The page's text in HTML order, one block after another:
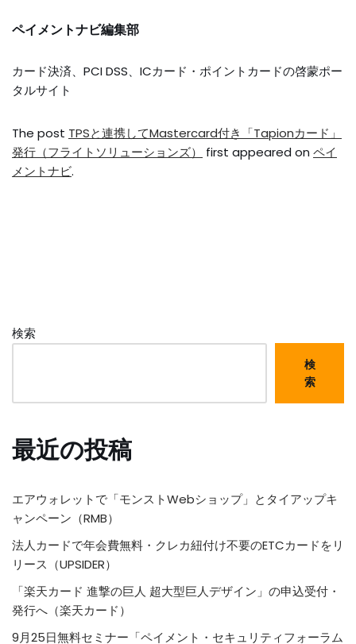
ペイメントナビ編集部
カード決済、PCI DSS、ICカード・ポイントカードの啓蒙ポー
タルサイト
The post TPSと連携してMastercard付き「Tapionカード」
発行（フライトソリューションズ）
first appeared on ペイ
メントナビ.
検索
検
索
最近の投稿
エアウォレットで「モンストWebショップ」とタイアップキ
ャンペーン（RMB）
法人カードで年会費無料・クレカ紐付け不要のETCカードをリ
リース（UPSIDER）
「楽天カード 進撃の巨人 超大型巨人デザイン」の申込受付・
発行へ（楽天カード）
9月25日無料セミナー「ペイメント・セキュリティフォーラム